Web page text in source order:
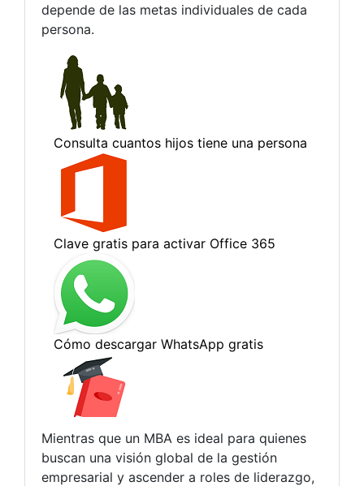
depende de las metas individuales de cada
persona.
Mientras que un MBA es ideal para quienes
buscan una visión global de la gestión
empresarial y ascender a roles de liderazgo,